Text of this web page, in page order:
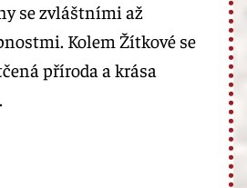
se zvláštními až
Kolem Žítkové se
příroda a krása